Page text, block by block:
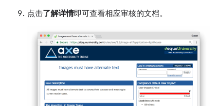
点击了解详情即可查看相应审核的文档。